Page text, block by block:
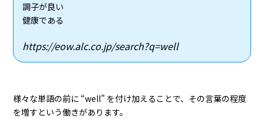
調子が良い
健康である
https://eow.alc.co.jp/search?q=well
様々な単語の前に “well” を付け加えることで、その言葉の程度
を増すという働きがあります。